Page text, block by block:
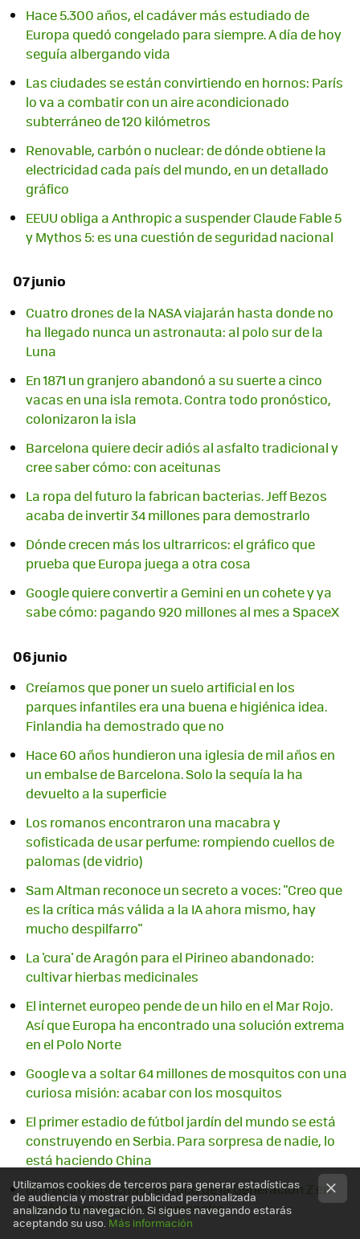
Hace 5.300 años, el cadáver más estudiado de
Europa quedó congelado para siempre. A día de hoy
seguía albergando vida
Las ciudades se están convirtiendo en hornos: París
lo va a combatir con un aire acondicionado
subterráneo de 120 kilómetros
Renovable, carbón o nuclear: de dónde obtiene la
electricidad cada país del mundo, en un detallado
gráfico
EEUU obliga a Anthropic a suspender Claude Fable 5
y Mythos 5: es una cuestión de seguridad nacional
07 junio
Cuatro drones de la NASA viajarán hasta donde no
ha llegado nunca un astronauta: al polo sur de la
Luna
En 1871 un granjero abandonó a su suerte a cinco
vacas en una isla remota. Contra todo pronóstico,
colonizaron la isla
Barcelona quiere decir adiós al asfalto tradicional y
cree saber cómo: con aceitunas
La ropa del futuro la fabrican bacterias. Jeff Bezos
acaba de invertir 34 millones para demostrarlo
Dónde crecen más los ultrarricos: el gráfico que
prueba que Europa juega a otra cosa
Google quiere convertir a Gemini en un cohete y ya
sabe cómo: pagando 920 millones al mes a SpaceX
06 junio
Creíamos que poner un suelo artificial en los
parques infantiles era una buena e higiénica idea.
Finlandia ha demostrado que no
Hace 60 años hundieron una iglesia de mil años en
un embalse de Barcelona. Solo la sequía la ha
devuelto a la superficie
Los romanos encontraron una macabra y
sofisticada de usar perfume: rompiendo cuellos de
palomas (de vidrio)
Sam Altman reconoce un secreto a voces: "Creo que
es la crítica más válida a la IA ahora mismo, hay
mucho despilfarro"
La 'cura' de Aragón para el Pirineo abandonado:
cultivar hierbas medicinales
El internet europeo pende de un hilo en el Mar Rojo.
Así que Europa ha encontrado una solución extrema
en el Polo Norte
Google va a soltar 64 millones de mosquitos con una
curiosa misión: acabar con los mosquitos
El primer estadio de fútbol jardín del mundo se está
construyendo en Serbia. Para sorpresa de nadie, lo
está haciendo China
Un Ferrari 'a pachas': el truco de la Generación Z en
Japón para tener un supercoche
Utilizamos cookies de terceros para generar estadísticas
de audiencia y mostrar publicidad personalizada
analizando tu navegación. Si sigues navegando estarás
aceptando su uso. Más información